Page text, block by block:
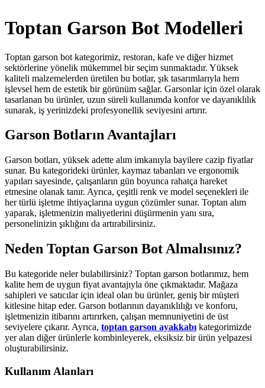
Toptan Garson Bot Modelleri
Toptan garson bot kategorimiz, restoran, kafe ve diğer hizmet
sektörlerine yönelik mükemmel bir seçim sunmaktadır. Yüksek
kaliteli malzemelerden üretilen bu botlar, şık tasarımlarıyla hem
işlevsel hem de estetik bir görünüm sağlar. Garsonlar için özel olarak
tasarlanan bu ürünler, uzun süreli kullanımda konfor ve dayanıklılık
sunarak, iş yerinizdeki profesyonellik seviyesini artırır.
Garson Botların Avantajları
Garson botları, yüksek adette alım imkanıyla bayilere cazip fiyatlar
sunar. Bu kategorideki ürünler, kaymaz tabanları ve ergonomik
yapıları sayesinde, çalışanların gün boyunca rahatça hareket
etmesine olanak tanır. Ayrıca, çeşitli renk ve model seçenekleri ile
her türlü işletme ihtiyaçlarına uygun çözümler sunar. Toptan alım
yaparak, işletmenizin maliyetlerini düşürmenin yanı sıra,
personelinizin şıklığını da artırabilirsiniz.
Neden Toptan Garson Bot Almalısınız?
Bu kategoride neler bulabilirsiniz? Toptan garson botlarımız, hem
kalite hem de uygun fiyat avantajıyla öne çıkmaktadır. Mağaza
sahipleri ve satıcılar için ideal olan bu ürünler, geniş bir müşteri
kitlesine hitap eder. Garson botlarının dayanıklılığı ve konforu,
işletmenizin itibarını artırırken, çalışan memnuniyetini de üst
seviyelere çıkarır. Ayrıca, toptan garson ayakkabı kategorimizde
yer alan diğer ürünlerle kombinleyerek, eksiksiz bir ürün yelpazesi
oluşturabilirsiniz.
Kullanım Alanları